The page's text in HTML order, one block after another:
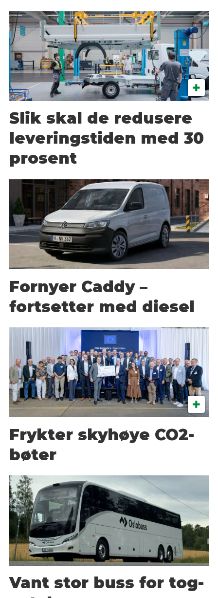
Slik skal de redusere
leveringstiden med 30
prosent
Fornyer Caddy –
fortsetter med diesel
Frykter skyhøye CO2-
bøter
Vant stor buss for tog-